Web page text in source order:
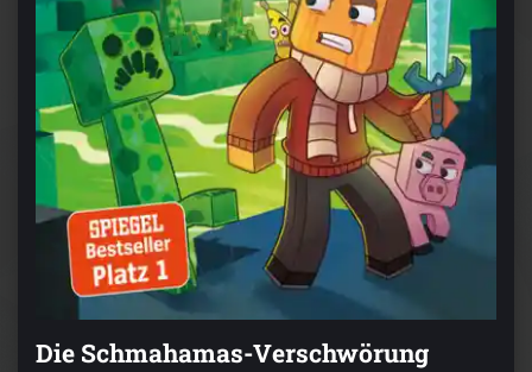
Die Schmahamas-Verschwörung